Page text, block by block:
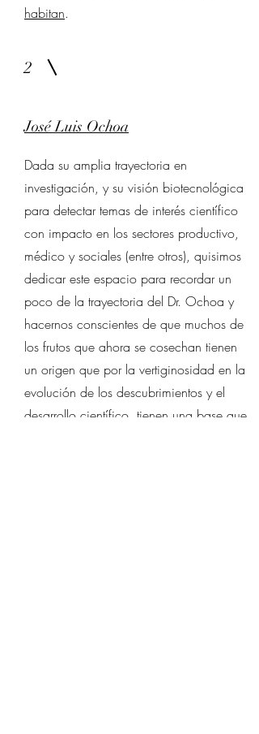
habitan.
2
José Luis Ochoa
Dada su amplia trayectoria en
investigación, y su visión biotecnológica
para detectar temas de interés científico
con impacto en los sectores productivo,
médico y sociales (entre otros), quisimos
dedicar este espacio para recordar un
poco de la trayectoria del Dr. Ochoa y
hacernos conscientes de que muchos de
los frutos que ahora se cosechan tienen
un origen que por la vertiginosidad en la
evolución de los descubrimientos y el
desarrollo científico, tienen una base que